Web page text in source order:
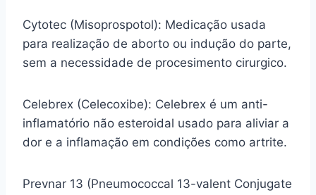
Cytotec (Misoprospotol): Medicação usada
para realização de aborto ou indução do parte,
sem a necessidade de procesimento cirurgico.
Celebrex (Celecoxibe): Celebrex é um anti-
inflamatório não esteroidal usado para aliviar a
dor e a inflamação em condições como artrite.
Prevnar 13 (Pneumococcal 13-valent Conjugate